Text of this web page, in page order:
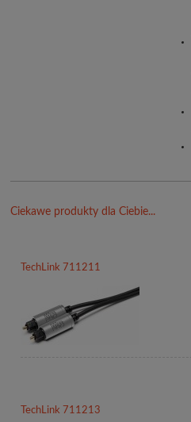
Ciekawe produkty dla Ciebie...
TechLink 711211
TechLink 711213